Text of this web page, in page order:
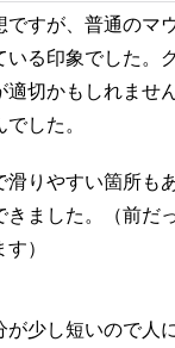
すが、普通のマ
いる印象でした。
切かもしれませ
した。
りやすい箇所も
ました。（前だ
）
少し短いので人